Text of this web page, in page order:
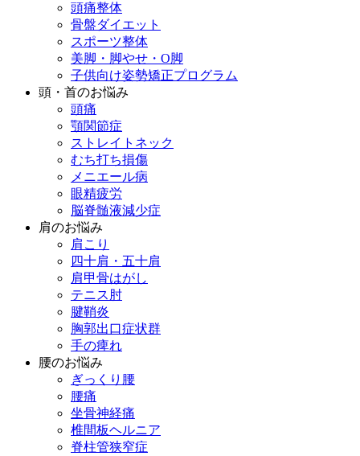
頭痛整体
骨盤ダイエット
スポーツ整体
美脚・脚やせ・O脚
子供向け姿勢矯正プログラム
頭・首のお悩み
頭痛
顎関節症
ストレイトネック
むち打ち損傷
メニエール病
眼精疲労
脳脊髄液減少症
肩のお悩み
肩こり
四十肩・五十肩
肩甲骨はがし
テニス肘
腱鞘炎
胸郭出口症状群
手の痺れ
腰のお悩み
ぎっくり腰
腰痛
坐骨神経痛
椎間板ヘルニア
脊柱管狭窄症